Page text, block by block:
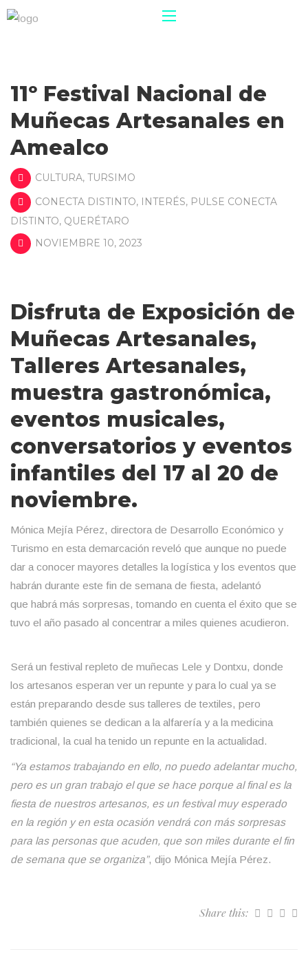
11º Festival Nacional de
Muñecas Artesanales en
Amealco
CULTURA, TURSIMO
CONECTA DISTINTO, INTERÉS, PULSE CONECTA
DISTINTO, QUERÉTARO
NOVIEMBRE 10, 2023
Disfruta de Exposición de
Muñecas Artesanales,
Talleres Artesanales,
muestra gastronómica,
eventos musicales,
conversatorios y eventos
infantiles del 17 al 20 de
noviembre.
Mónica Mejía Pérez, directora de Desarrollo Económico y
Turismo en esta demarcación reveló que aunque no puede
dar a conocer mayores detalles la logística y los eventos que
habrán durante este fin de semana de fiesta, adelantó
que habrá más sorpresas, tomando en cuenta el éxito que se
tuvo el año pasado al concentrar a miles quienes acudieron.
Será un festival repleto de muñecas Lele y Dontxu, donde
los artesanos esperan ver un repunte y para lo cual ya se
están preparando desde sus talleres de textiles, pero
también quienes se dedican a la alfarería y a la medicina
tradicional, la cual ha tenido un repunte en la actualidad.
“Ya estamos trabajando en ello, no puedo adelantar mucho,
pero es un gran trabajo el que se hace porque al final es la
fiesta de nuestros artesanos, es un festival muy esperado
en la región y en esta ocasión vendrá con más sorpresas
para las personas que acuden, que son miles durante el fin
de semana que se organiza”, dijo Mónica Mejía Pérez.
Share this: